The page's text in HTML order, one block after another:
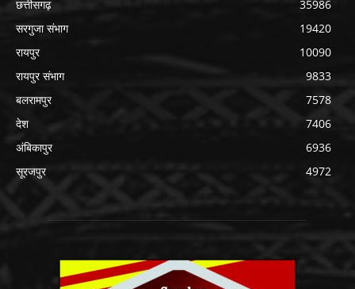
छत्तीसगढ़
35986
सरगुजा संभाग
19420
रायपुर
10090
रायपुर संभाग
9833
बलरामपुर
7578
देश
7406
अंबिकापुर
6936
सूरजपुर
4972